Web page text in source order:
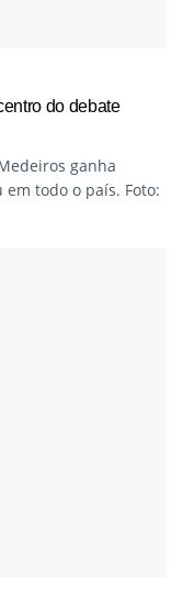
do debate
ganha
todo o país. Foto: